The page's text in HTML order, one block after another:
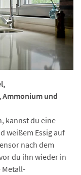
und
kannst du eine
weißem Essig auf
nach dem
du ihn wieder in
Metall-